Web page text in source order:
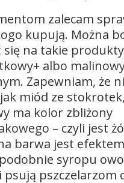
zalecam
kupują. Można
się na takie
albo
Zapewniam, że
miód ze
ma kolor zbliżony
– czyli jest
barwa jest
syropu
pszczelarzom